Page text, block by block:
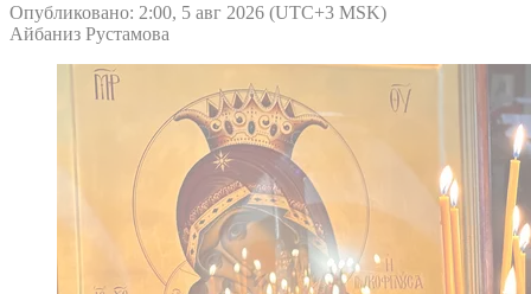
Опубликовано: 2:00, 5 авг 2026 (UTC+3 MSK)
Айбаниз Рустамова